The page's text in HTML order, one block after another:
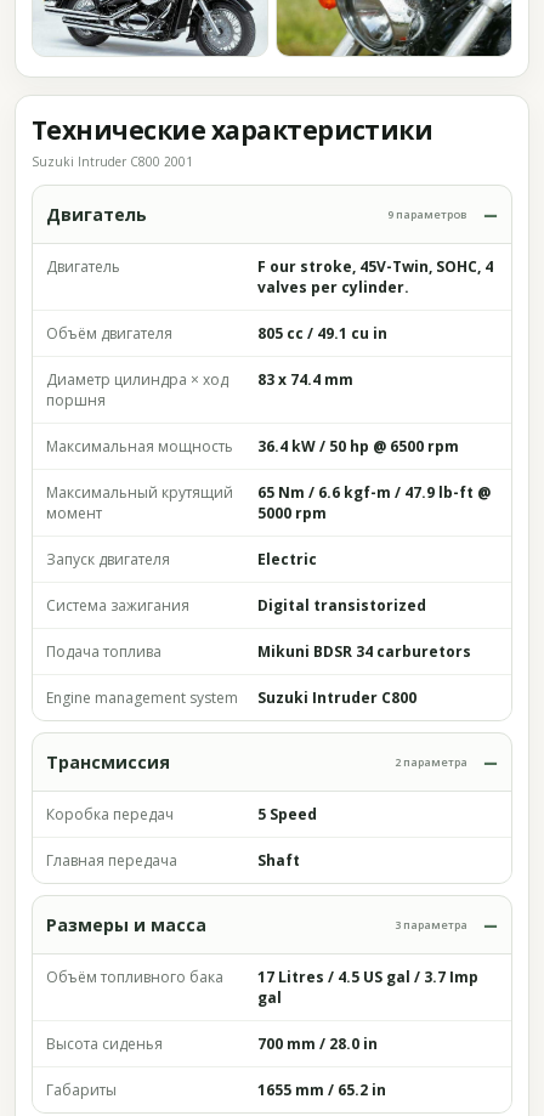
Технические характеристики
Suzuki Intruder C800 2001
Двигатель 9 параметров
Двигатель
F our stroke, 45V-Twin, SOHC, 4
valves per cylinder.
Объём двигателя 805 cc / 49.1 cu in
Диаметр цилиндра × ход
поршня
83 x 74.4 mm
Максимальная мощность 36.4 kW / 50 hp @ 6500 rpm
Максимальный крутящий
момент
65 Nm / 6.6 kgf-m / 47.9 lb-ft @
5000 rpm
Запуск двигателя Electric
Система зажигания Digital transistorized
Подача топлива Mikuni BDSR 34 carburetors
Engine management system Suzuki Intruder C800
Трансмиссия 2 параметра
Коробка передач 5 Speed
Главная передача Shaft
Размеры и масса 3 параметра
Объём топливного бака
17 Litres / 4.5 US gal / 3.7 Imp
gal
Высота сиденья 700 mm / 28.0 in
Габариты 1655 mm / 65.2 in